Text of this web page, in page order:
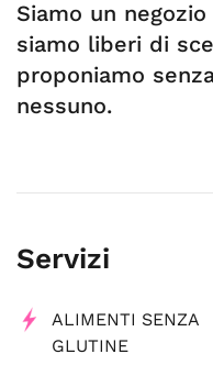
Siamo un
siamo liberi di
proponiamo
nessuno.
Servizi
ALIMENTI SENZA
GLUTINE